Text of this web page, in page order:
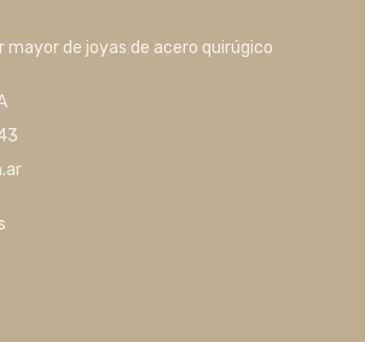
mayor de joyas de acero quirúgico